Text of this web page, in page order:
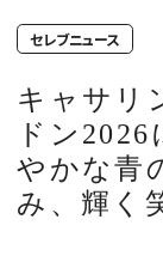
JEWELRY
LIFESTYLE
CULTURE
セレブニュース
キャサリ
ドン
やかな青
み、輝く